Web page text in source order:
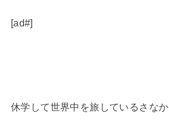
[ad#]
休学して世界中を旅しているさなか